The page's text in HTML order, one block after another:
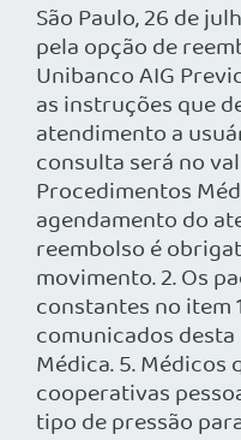
São Paulo, 26 de
pela opção de
Unibanco AIG
as instruções que
atendimento a
consulta será no
Procedimentos
agendamento do
reembolso é
movimento. 2. Os
constantes no item
comunicados
Médica. 5.
cooperativas
tipo de pressão